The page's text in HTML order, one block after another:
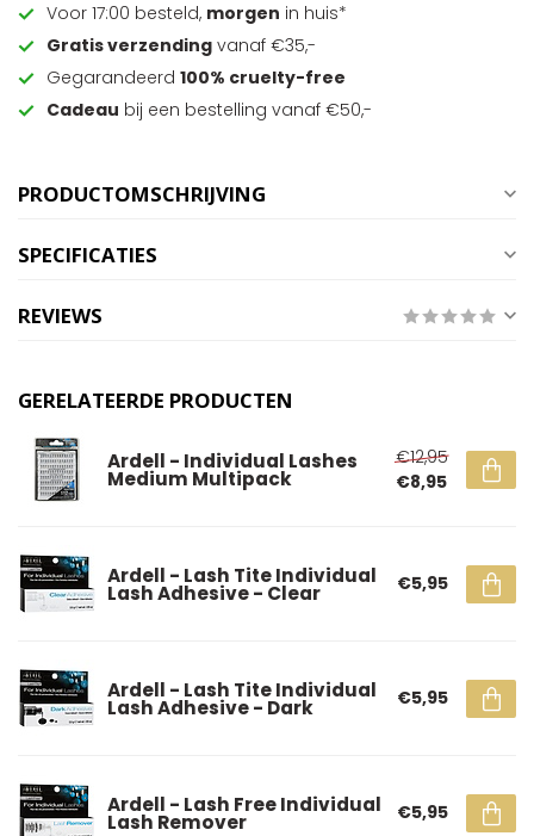
Voor 17:00 besteld, morgen in huis*
Gratis verzending vanaf €35,-
Gegarandeerd 100% cruelty-free
Cadeau bij een bestelling vanaf €50,-
PRODUCTOMSCHRIJVING
SPECIFICATIES
REVIEWS
GERELATEERDE PRODUCTEN
Ardell - Individual Lashes
Medium Multipack
€12,95
€8,95
Ardell - Lash Tite Individual
Lash Adhesive - Clear €5,95
Ardell - Lash Tite Individual
Lash Adhesive - Dark €5,95
Ardell - Lash Free Individual
Lash Remover €5,95